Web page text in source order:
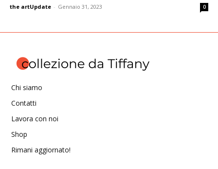
the artUpdate - Gennaio 31, 2023 0
Chi siamo
Contatti
Lavora con noi
Shop
Rimani aggiornato!